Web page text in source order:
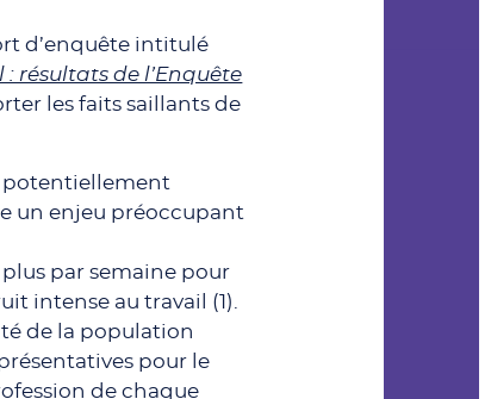
d’enquête intitulé
résultats de l’Enquête
les faits saillants de
potentiellement
un enjeu préoccupant
plus par semaine pour
intense au travail (1).
de la population
pour le
de chaque